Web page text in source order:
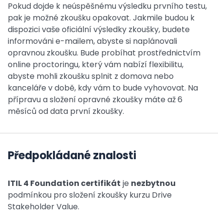
Pokud dojde k neúspěšnému výsledku prvního testu,
pak je možné zkoušku opakovat. Jakmile budou k
dispozici vaše oficiální výsledky zkoušky, budete
informováni e-mailem, abyste si naplánovali
opravnou zkoušku. Bude probíhat prostřednictvím
online proctoringu, který vám nabízí flexibilitu,
abyste mohli zkoušku splnit z domova nebo
kanceláře v době, kdy vám to bude vyhovovat. Na
přípravu a složení opravné zkoušky máte až 6
měsíců od data první zkoušky.
Předpokládané znalosti
ITIL 4 Foundation certifikát je nezbytnou
podmínkou pro složení zkoušky kurzu Drive
Stakeholder Value.